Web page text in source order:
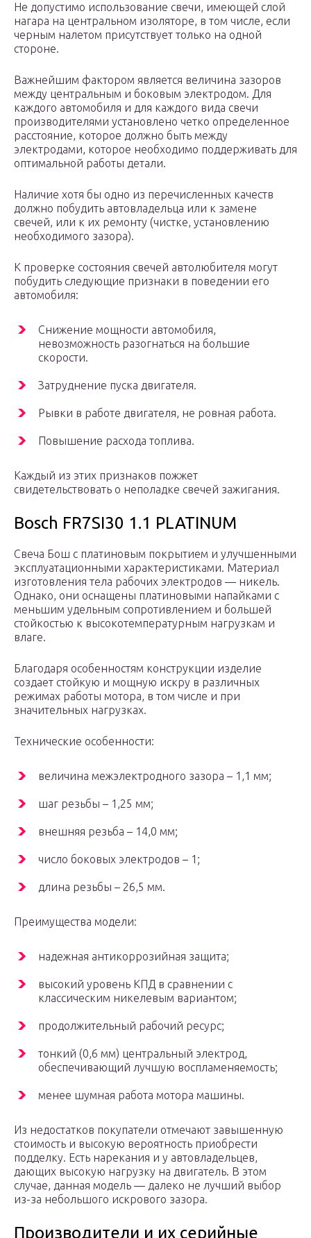
Не допустимо использование свечи, имеющей слой
нагара на центральном изоляторе, в том числе, если
черным налетом присутствует только на одной
стороне.
Важнейшим фактором является величина зазоров
между центральным и боковым электродом. Для
каждого автомобиля и для каждого вида свечи
производителями установлено четко определенное
расстояние, которое должно быть между
электродами, которое необходимо поддерживать для
оптимальной работы детали.
Наличие хотя бы одно из перечисленных качеств
должно побудить автовладельца или к замене
свечей, или к их ремонту (чистке, установлению
необходимого зазора).
К проверке состояния свечей автолюбителя могут
побудить следующие признаки в поведении его
автомобиля:
Снижение мощности автомобиля,
невозможность разогнаться на большие
скорости.
Затруднение пуска двигателя.
Рывки в работе двигателя, не ровная работа.
Повышение расхода топлива.
Каждый из этих признаков пожжет
свидетельствовать о неполадке свечей зажигания.
Bosch FR7SI30 1.1 PLATINUM
Свеча Бош с платиновым покрытием и улучшенными
эксплуатационными характеристиками. Материал
изготовления тела рабочих электродов — никель.
Однако, они оснащены платиновыми напайками с
меньшим удельным сопротивлением и большей
стойкостью к высокотемпературным нагрузкам и
влаге.
Благодаря особенностям конструкции изделие
создает стойкую и мощную искру в различных
режимах работы мотора, в том числе и при
значительных нагрузках.
Технические особенности:
величина межэлектродного зазора – 1,1 мм;
шаг резьбы – 1,25 мм;
внешняя резьба – 14,0 мм;
число боковых электродов – 1;
длина резьбы – 26,5 мм.
Преимущества модели:
надежная антикоррозийная защита;
высокий уровень КПД в сравнении с
классическим никелевым вариантом;
продолжительный рабочий ресурс;
тонкий (0,6 мм) центральный электрод,
обеспечивающий лучшую воспламеняемость;
менее шумная работа мотора машины.
Из недостатков покупатели отмечают завышенную
стоимость и высокую вероятность приобрести
подделку. Есть нарекания и у автовладельцев,
дающих высокую нагрузку на двигатель. В этом
случае, данная модель — далеко не лучший выбор
из-за небольшого искрового зазора.
Производители и их серийные